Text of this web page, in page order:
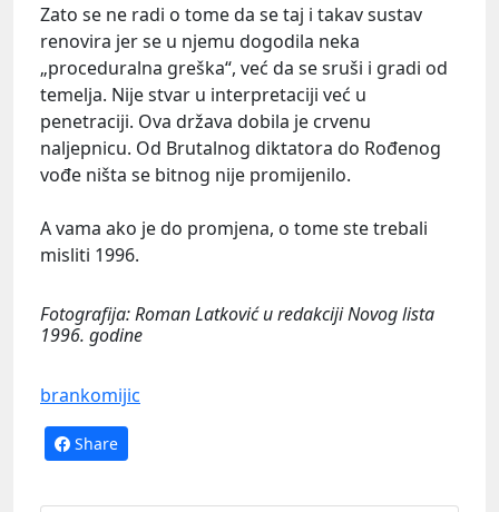
Zato se ne radi o tome da se taj i takav sustav
renovira jer se u njemu dogodila neka
„proceduralna greška“, već da se sruši i gradi od
temelja. Nije stvar u interpretaciji već u
penetraciji. Ova država dobila je crvenu
naljepnicu. Od Brutalnog diktatora do Rođenog
vođe ništa se bitnog nije promijenilo.
A vama ako je do promjena, o tome ste trebali
misliti 1996.
Fotografija: Roman Latković u redakciji Novog lista
1996. godine
brankomijic
Share